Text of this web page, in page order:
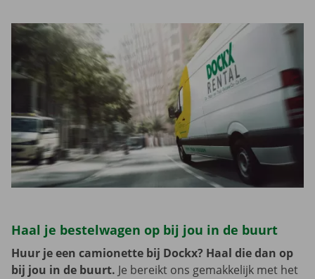
Haal je bestelwagen op bij jou in de buurt
Huur je een camionette bij Dockx? Haal die dan op
bij jou in de buurt. Je bereikt ons gemakkelijk met het